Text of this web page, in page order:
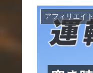
アフィリエイト